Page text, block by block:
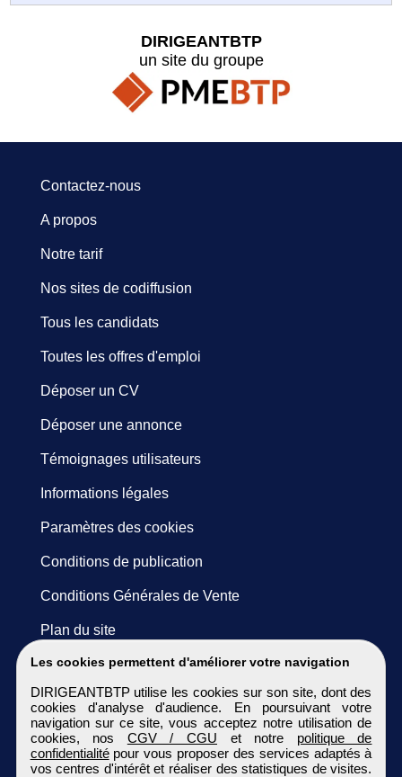
Les cookies permettent d'améliorer votre navigation
DIRIGEANTBTP utilise les cookies sur son site, dont des
cookies d'analyse d'audience. En poursuivant votre
navigation sur ce site, vous acceptez notre utilisation de
cookies, nos CGV / CGU et notre politique de
confidentialitépour vous proposer des services adaptés à
vos centres d'intérêt et réaliser des statistiques de visites.
DIRIGEANTBTP
un site du groupe
Contactez-nous
A propos
Notre tarif
Nos sites de codiffusion
Tous les candidats
Toutes les offres d'emploi
Déposer un CV
Déposer une annonce
Témoignages utilisateurs
Informations légales
Paramètres des cookies
Conditions de publication
Conditions Générales de Vente
Plan du site